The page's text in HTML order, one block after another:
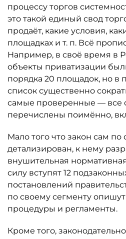
процессу торгов
это такой единый свод
продаёт, какие условия,
площадках и т. п. Всё
Например, в своё время в
объекты приватизации
порядка 20 площадок, но в
список существенно
самые проверенные — все
перечислены поимённо,
Мало того что закон сам по
детализирован, к нему
внушительная
силу вступят 12
постановлений
по своему сегменту
процедуры и регламенты.
Кроме того,